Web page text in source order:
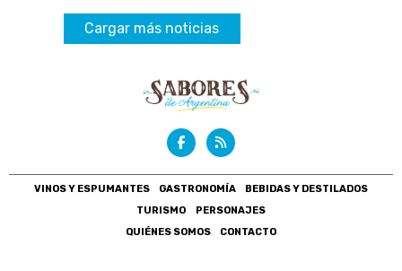
Cargar más noticias
VINOS Y ESPUMANTES GASTRONOMÍA
BEBIDAS Y DESTILADOS
TURISMO
PERSONAJES
QUIÉNES SOMOS
CONTACTO